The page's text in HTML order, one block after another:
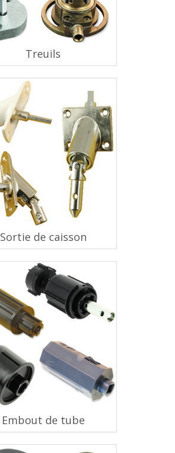
Treuils
Sortie de caisson
Embout de tube